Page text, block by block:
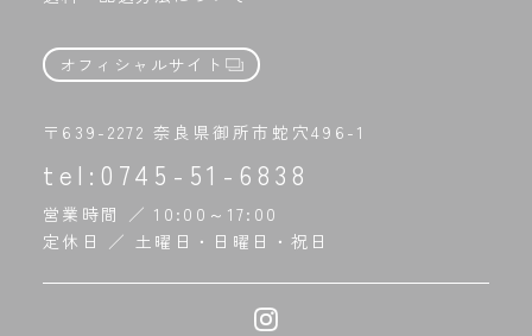
オフィシャルサイト
〒639-2272 奈良県御所市蛇穴496-1
tel: 0745-51-6838
営業時間 ／ 10:00～17:00
定休日 ／ 土曜日・日曜日・祝日